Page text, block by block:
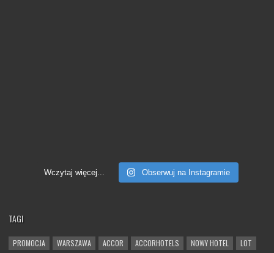
Wczytaj więcej... Obserwuj na Instagramie
TAGI
PROMOCJA WARSZAWA ACCOR ACCORHOTELS NOWY HOTEL
LOT